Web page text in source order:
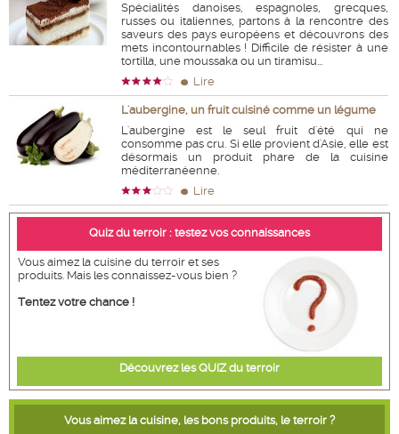
Spécialités danoises, espagnoles, grecques,
russes ou italiennes, partons à la rencontre des
saveurs des pays européens et découvrons des
mets incontournables ! Difficile de résister à une
tortilla, une moussaka ou un tiramisu...
Lire
L'aubergine, un fruit cuisiné comme un légume
L'aubergine est le seul fruit d'été qui ne
consomme pas cru. Si elle provient d'Asie, elle est
désormais un produit phare de la cuisine
méditerranéenne.
Lire
Quiz du terroir : testez vos connaissances
Vous aimez la cuisine du terroir et ses
produits. Mais les connaissez-vous bien ?
Tentez votre chance !
Découvrez les QUIZ du terroir
Vous aimez la cuisine, les bons produits, le terroir ?